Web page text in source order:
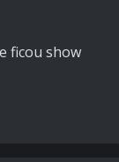
ficou show